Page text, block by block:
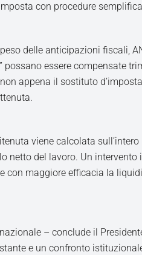
con procedure
delle anticipazioni fiscali,
possano essere compensate
appena il sostituto
viene calcolata
netto del lavoro. Un
con maggiore efficacia la
– conclude il
e un confronto